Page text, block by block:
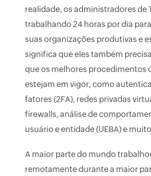
realidade, os administradores de
trabalhando 24 horas por dia
suas organizações produtivas e
significa que eles também
que os melhores procedimentos
estejam em vigor, como
fatores (2FA), redes privadas
firewalls, análise de
usuário e entidade (UEBA) e
A maior parte do mundo
remotamente durante a maior